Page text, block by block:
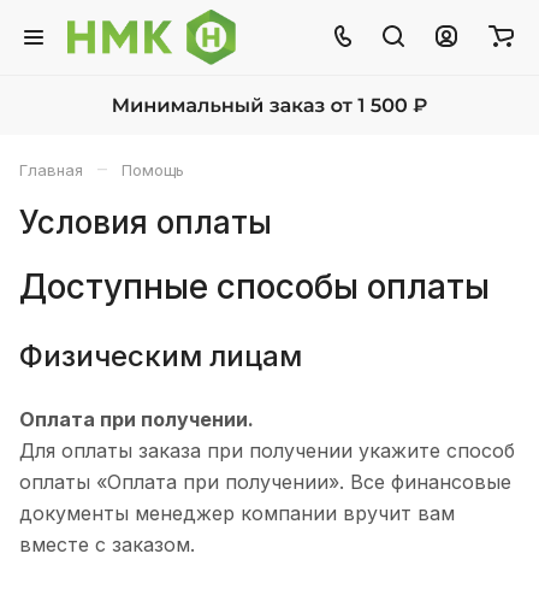
Главная – Помощь
Условия оплаты
Доступные способы оплаты
Физическим лицам
Оплата при получении.
Для оплаты заказа при получении укажите способ
оплаты «Оплата при получении». Все финансовые
документы менеджер компании вручит вам
вместе с заказом.